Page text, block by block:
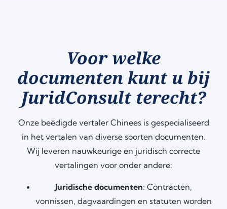
Voor welke
documenten kunt u bij
JuridConsult terecht?
Onze beëdigde vertaler Chinees is gespecialiseerd
in het vertalen van diverse soorten documenten.
Wij leveren nauwkeurige en juridisch correcte
vertalingen voor onder andere:
Juridische documenten: Contracten,
vonnissen, dagvaardingen en statuten worden